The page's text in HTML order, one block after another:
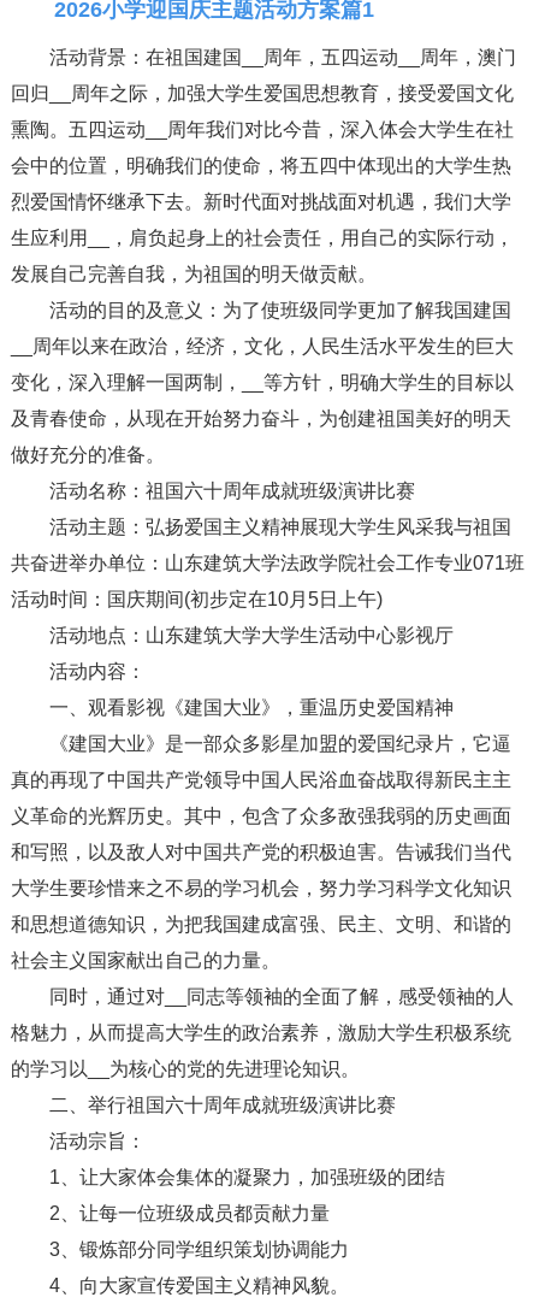
2026小学迎国庆主题活动方案篇1
活动背景：在祖国建国__周年，五四运动__周年，澳门
回归__周年之际，加强大学生爱国思想教育，接受爱国文化
熏陶。五四运动__周年我们对比今昔，深入体会大学生在社
会中的位置，明确我们的使命，将五四中体现出的大学生热
烈爱国情怀继承下去。新时代面对挑战面对机遇，我们大学
生应利用__，肩负起身上的社会责任，用自己的实际行动，
发展自己完善自我，为祖国的明天做贡献。
活动的目的及意义：为了使班级同学更加了解我国建国
__周年以来在政治，经济，文化，人民生活水平发生的巨大
变化，深入理解一国两制，__等方针，明确大学生的目标以
及青春使命，从现在开始努力奋斗，为创建祖国美好的明天
做好充分的准备。
活动名称：祖国六十周年成就班级演讲比赛
活动主题：弘扬爱国主义精神展现大学生风采我与祖国
共奋进举办单位：山东建筑大学法政学院社会工作专业071班
活动时间：国庆期间(初步定在10月5日上午)
活动地点：山东建筑大学大学生活动中心影视厅
活动内容：
一、观看影视《建国大业》，重温历史爱国精神
《建国大业》是一部众多影星加盟的爱国纪录片，它逼
真的再现了中国共产党领导中国人民浴血奋战取得新民主主
义革命的光辉历史。其中，包含了众多敌强我弱的历史画面
和写照，以及敌人对中国共产党的积极迫害。告诫我们当代
大学生要珍惜来之不易的学习机会，努力学习科学文化知识
和思想道德知识，为把我国建成富强、民主、文明、和谐的
社会主义国家献出自己的力量。
同时，通过对__同志等领袖的全面了解，感受领袖的人
格魅力，从而提高大学生的政治素养，激励大学生积极系统
的学习以__为核心的党的先进理论知识。
二、举行祖国六十周年成就班级演讲比赛
活动宗旨：
1、让大家体会集体的凝聚力，加强班级的团结
2、让每一位班级成员都贡献力量
3、锻炼部分同学组织策划协调能力
4、向大家宣传爱国主义精神风貌。